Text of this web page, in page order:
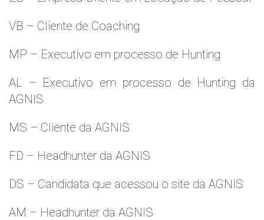
VB – Cliente de Coaching
MP – Executivo em processo de Hunting
AL – Executivo em processo de Hunting da
AGNIS
MS – Cliente da AGNIS
FD – Headhunter da AGNIS
DS – Candidata que acessou o site da AGNIS
AM – Headhunter da AGNIS